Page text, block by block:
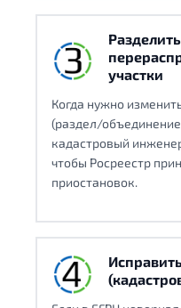
участки
Когда нужно
(раздел/
кадастровый
чтобы Росреестр
приостановок.